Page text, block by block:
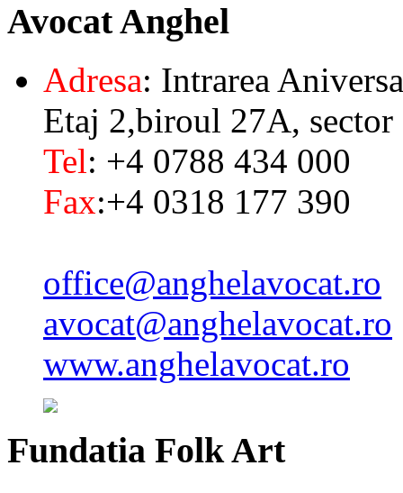
AvocatAnghel
Adresa: Intrarea
Etaj 2,biroul 27A, sector
Tel: +4 0788 434 000
Fax:+4 0318 177 390
office@anghelavocat.ro
avocat@anghelavocat.ro
www.anghelavocat.ro
Fundatia Folk Art